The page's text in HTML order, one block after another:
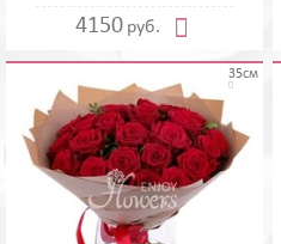
4150 руб. 
35см
